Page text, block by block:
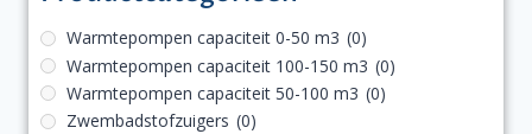
Warmtepompen capaciteit 0-50 m3 (0)
Warmtepompen capaciteit 100-150 m3 (0)
Warmtepompen capaciteit 50-100 m3 (0)
Zwembadstofzuigers (0)